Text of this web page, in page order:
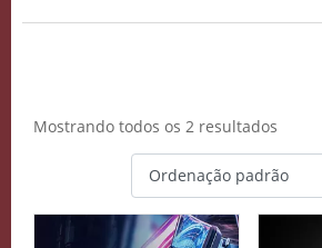
Mostrando todos os 2 resultados